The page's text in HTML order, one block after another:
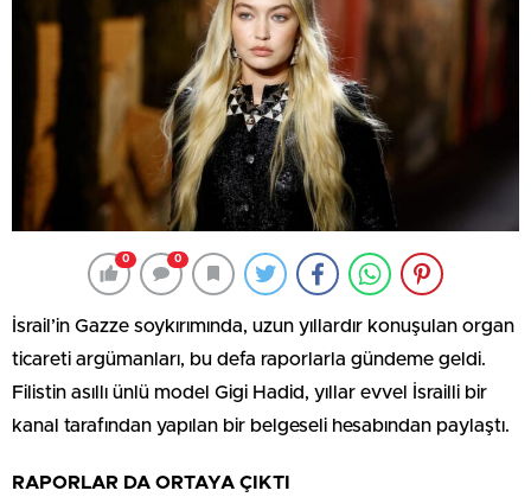
0 0
İsrail’in Gazze soykırımında, uzun yıllardır konuşulan organ
ticareti argümanları, bu defa raporlarla gündeme geldi.
Filistin asıllı ünlü model Gigi Hadid, yıllar evvel İsrailli bir
kanal tarafından yapılan bir belgeseli hesabından paylaştı.
RAPORLAR DA ORTAYA ÇIKTI